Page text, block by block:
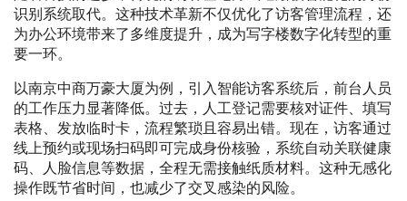
识别系统取代。这种技术革新不仅优化了访客管理流程，还
为办公环境带来了多维度提升，成为写字楼数字化转型的重
要一环。
以南京中商万豪大厦为例，引入智能访客系统后，前台人员
的工作压力显著降低。过去，人工登记需要核对证件、填写
表格、发放临时卡，流程繁琐且容易出错。现在，访客通过
线上预约或现场扫码即可完成身份核验，系统自动关联健康
码、人脸信息等数据，全程无需接触纸质材料。这种无感化
操作既节省时间，也减少了交叉感染的风险。